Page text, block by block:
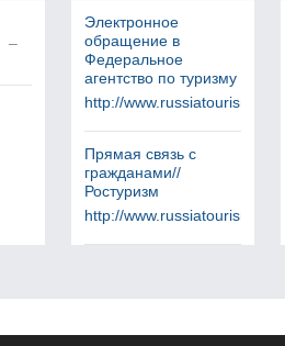
–
услуги
Электронное
обращение в
Федеральное
агентство по туризму
http://www.russiatourism.ru
Прямая связь с
гражданами//
Ростуризм
http://www.russiatourism.ru